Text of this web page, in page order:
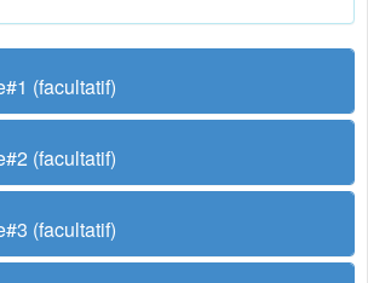
(facultatif)
(facultatif)
(facultatif)